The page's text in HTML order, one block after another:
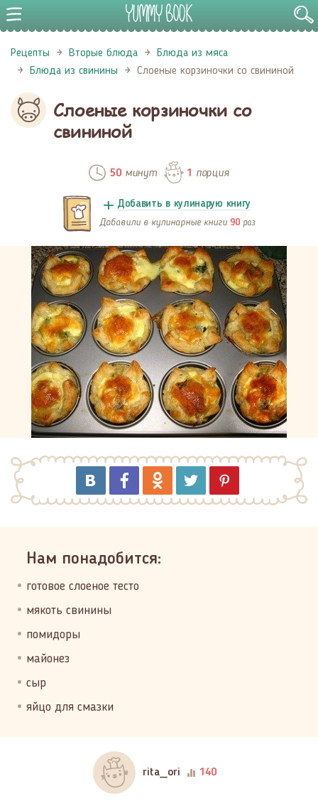
Рецепты Вторые блюда
Блюда из мяса
Блюда из свинины
Слоеные корзиночки со свининой
Слоеные корзиночки со
свининой
50минут 1 порция
Добавить в кулинарую книгу
Добавили в кулинарные книги 90 раз
Нам понадобится:
готовое слоеное тесто
мякоть свинины
помидоры
майонез
сыр
яйцо для смазки
rita_ori 140